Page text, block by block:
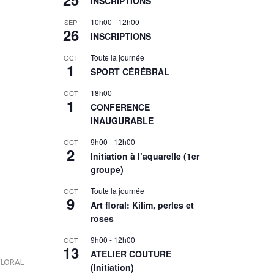
SEP
26
10h00 - 12h00
INSCRIPTIONS
OCT
1
Toute la journée
SPORT CÉRÉBRAL
OCT
1
18h00
CONFERENCE
INAUGURABLE
OCT
2
9h00 - 12h00
Initiation à l’aquarelle (1er
groupe)
OCT
9
Toute la journée
Art floral: Kilim, perles et
roses
OCT
13
9h00 - 12h00
ATELIER COUTURE
(Initiation)